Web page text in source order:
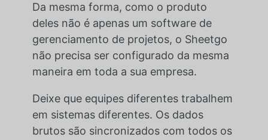
Da mesma forma, como o produto
deles não é apenas um software de
gerenciamento de projetos, o Sheetgo
não precisa ser configurado da mesma
maneira em toda a sua empresa.
Deixe que equipes diferentes trabalhem
em sistemas diferentes. Os dados
brutos são sincronizados com todos os